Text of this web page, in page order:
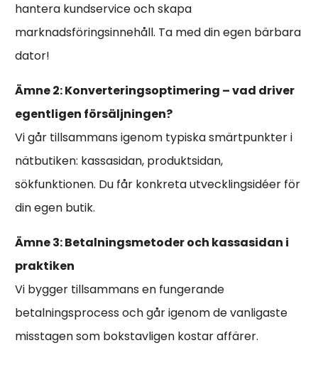
hantera kundservice och skapa
marknadsföringsinnehåll. Ta med din egen bärbara
dator!
Ämne 2: Konverteringsoptimering – vad driver
egentligen försäljningen?
Vi går tillsammans igenom typiska smärtpunkter i
nätbutiken: kassasidan, produktsidan,
sökfunktionen. Du får konkreta utvecklingsidéer för
din egen butik.
Ämne 3: Betalningsmetoder och kassasidan i
praktiken
Vi bygger tillsammans en fungerande
betalningsprocess och går igenom de vanligaste
misstagen som bokstavligen kostar affärer.